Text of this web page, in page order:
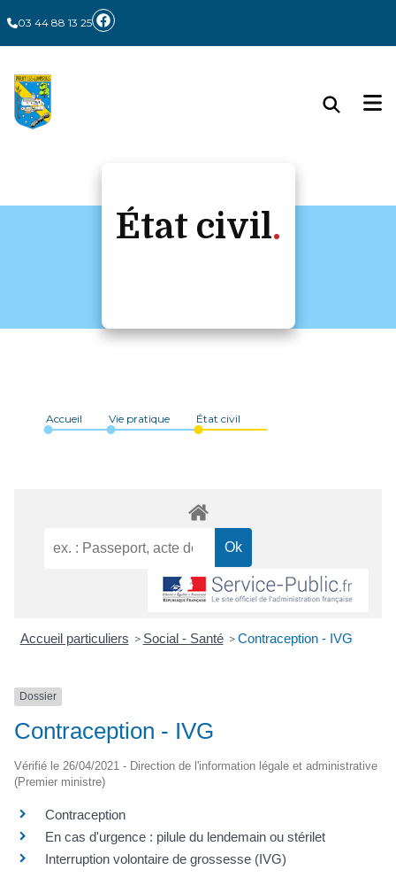
03 44 88 13 25
État civil
Accueil Vie pratique État civil
Accueil particuliers > Social - Santé > Contraception - IVG
Dossier
Contraception - IVG
Vérifié le 26/04/2021 - Direction de l'information légale et administrative
(Premier ministre)
Contraception
En cas d'urgence : pilule du lendemain ou stérilet
Interruption volontaire de grossesse (IVG)